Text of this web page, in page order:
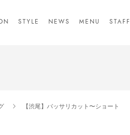
STYLE NEWS MENU STAFF
【渋尾】バッサリカット〜ショート